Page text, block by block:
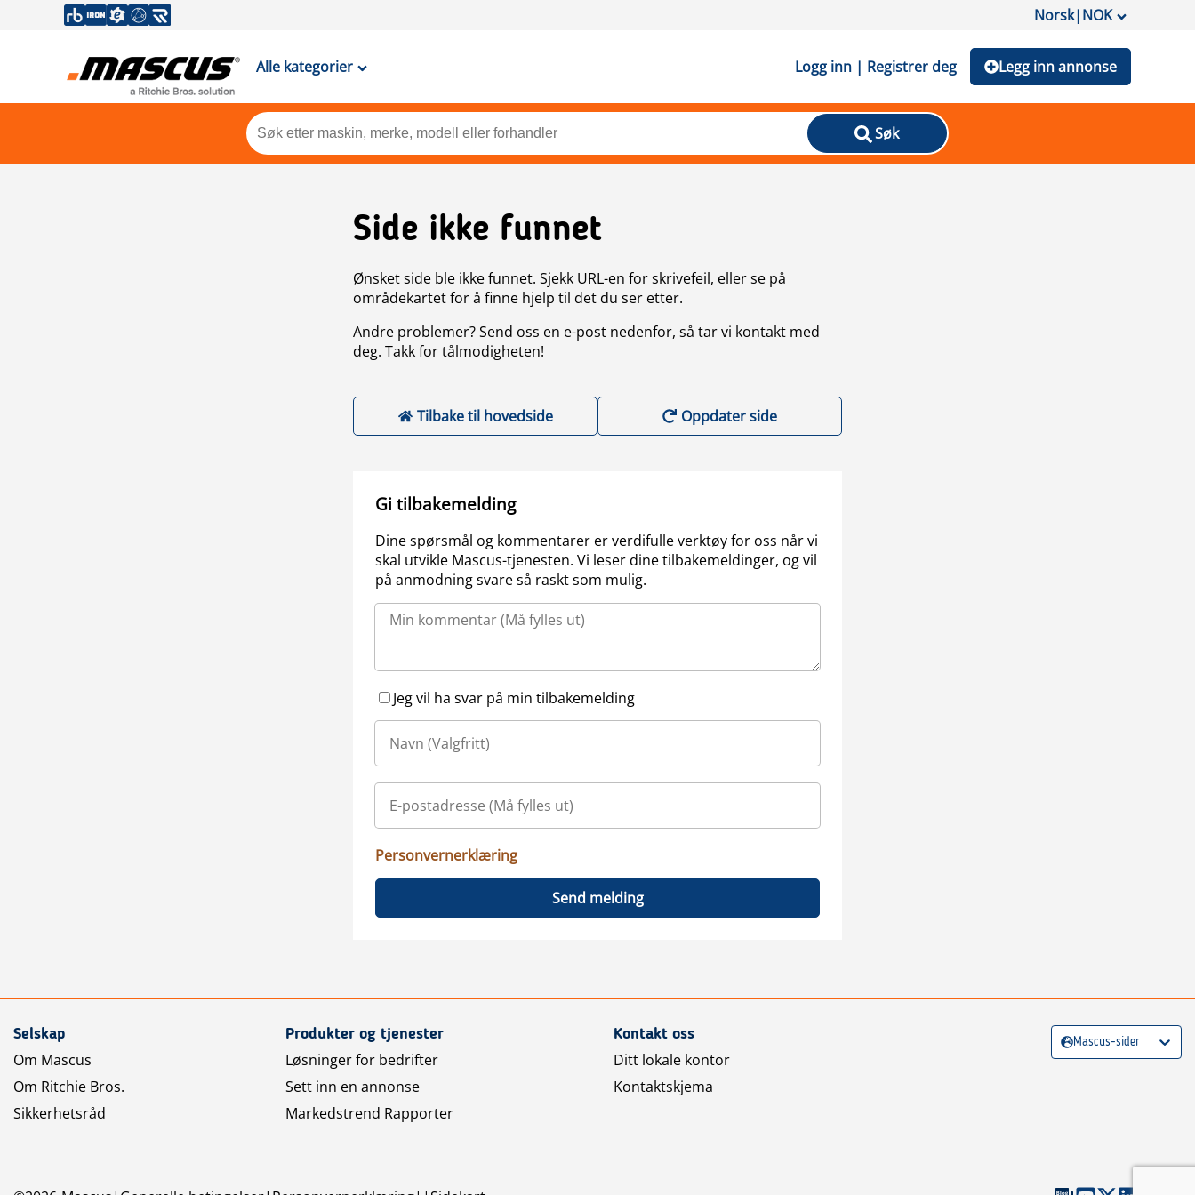
Norsk|NOK
Alle kategorier Logg inn | Registrer deg Legg inn annonse
Søk
Side ikke funnet
Ønsket side ble ikke funnet. Sjekk URL-en for skrivefeil, eller se på
områdekartet for å finne hjelp til det du ser etter.
Andre problemer? Send oss en e-post nedenfor, så tar vi kontakt med
deg. Takk for tålmodigheten!
Tilbake til hovedside Oppdater side
Gi tilbakemelding
Dine spørsmål og kommentarer er verdifulle verktøy for oss når vi
skal utvikle Mascus-tjenesten. Vi leser dine tilbakemeldinger, og vil
på anmodning svare så raskt som mulig.
Jeg vil ha svar på min tilbakemelding
Personvernerklæring
Send melding
Selskap
Om Mascus
Om Ritchie Bros.
Sikkerhetsråd
Produkter og tjenester
Løsninger for bedrifter
Sett inn en annonse
Markedstrend Rapporter
Kontakt oss
Ditt lokale kontor
Kontaktskjema
Mascus-sider